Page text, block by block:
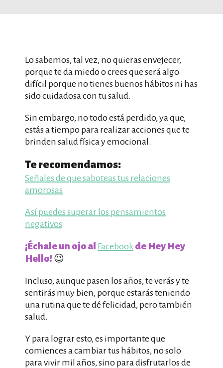
Lo sabemos, tal vez, no quieras envejecer,
porque te da miedo o crees que será algo
difícil porque no tienes buenos hábitos ni has
sido cuidadosa con tu salud.
Sin embargo, no todo está perdido, ya que,
estás a tiempo para realizar acciones que te
brinden salud física y emocional.
Te recomendamos:
Señales de que saboteas tus relaciones
amorosas
Así puedes superar los pensamientos
negativos
¡Échale un ojo al Facebook de Hey Hey
Hello! 😉
Incluso, aunque pasen los años, te verás y te
sentirás muy bien, porque estarás teniendo
una rutina que te dé felicidad, pero también
salud.
Y para lograr esto, es importante que
comiences a cambiar tus hábitos, no solo
para vivir mil años, sino para disfrutarlos de